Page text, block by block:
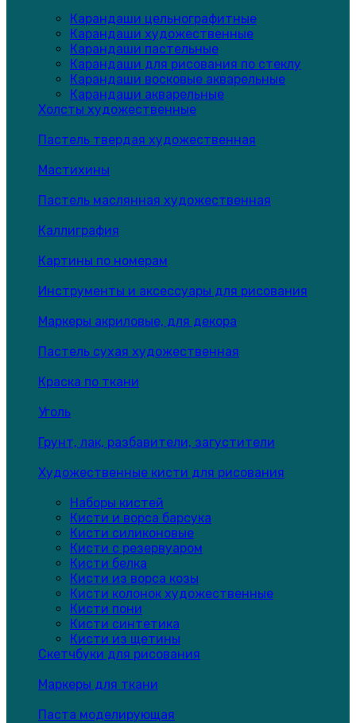
Карандаши цельнографитные
Карандаши художественные
Карандаши пастельные
Карандаши для рисования по стеклу
Карандаши восковые акварельные
Карандаши акварельные
Холсты художественные
Пастель твердая художественная
Мастихины
Пастель маслянная художественная
Каллиграфия
Картины по номерам
Инструменты и аксессуары для рисования
Маркеры акриловые, для декора
Пастель сухая художественная
Краска по ткани
Уголь
Грунт, лак, разбавители, загустители
Художественные кисти для рисования
Наборы кистей
Кисти и ворса барсука
Кисти силиконовые
Кисти с резервуаром
Кисти белка
Кисти из ворса козы
Кисти колонок художественные
Кисти пони
Кисти синтетика
Кисти из щетины
Скетчбуки для рисования
Маркеры для ткани
Паста моделирующая